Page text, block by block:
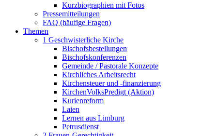
Kurzbiographien mit Fotos
Pressemitteilungen
FAQ (häufige Fragen)
Themen
1 Geschwisterliche Kirche
Bischofsbestellungen
Bischofskonferenzen
Gemeinde / Pastorale Konzepte
Kirchliches Arbeitsrecht
Kirchensteuer und -finanzierung
KirchenVolksPredigt (Aktion)
Kurienreform
Laien
Lernen aus Limburg
Petrusdienst